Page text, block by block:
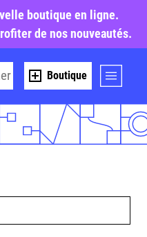
boutique en ligne.
de nos nouveautés.
Boutique